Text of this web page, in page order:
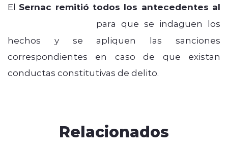
El Sernac remitió todos los antecedentes al
para que se indaguen los
hechos y se apliquen las sanciones
correspondientes en caso de que existan
conductas constitutivas de delito.
Relacionados